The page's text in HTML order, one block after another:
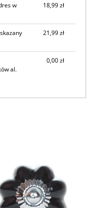
w
18,99 zł
21,99 zł
al.
0,00 zł